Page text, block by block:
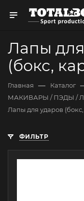
Лапы
(бокс,
Главная — Каталог
МАКИВАРЫ / ПЭДЫ /
Лапы для ударов
ФИЛЬТР